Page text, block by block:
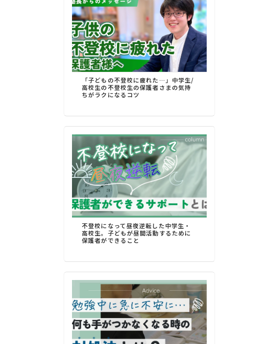
「子どもの不登校に疲れた…」中学生/
高校生の不登校生の保護者さまの気持
ちがラクになるコツ
不登校になって昼夜逆転した中学生・
高校生。子どもが昼間活動するために
保護者ができること